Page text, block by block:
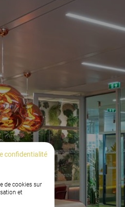
confidentialité
de cookies sur
et